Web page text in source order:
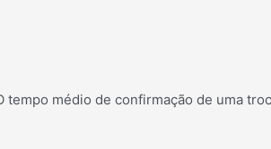
médio de confirmação de uma